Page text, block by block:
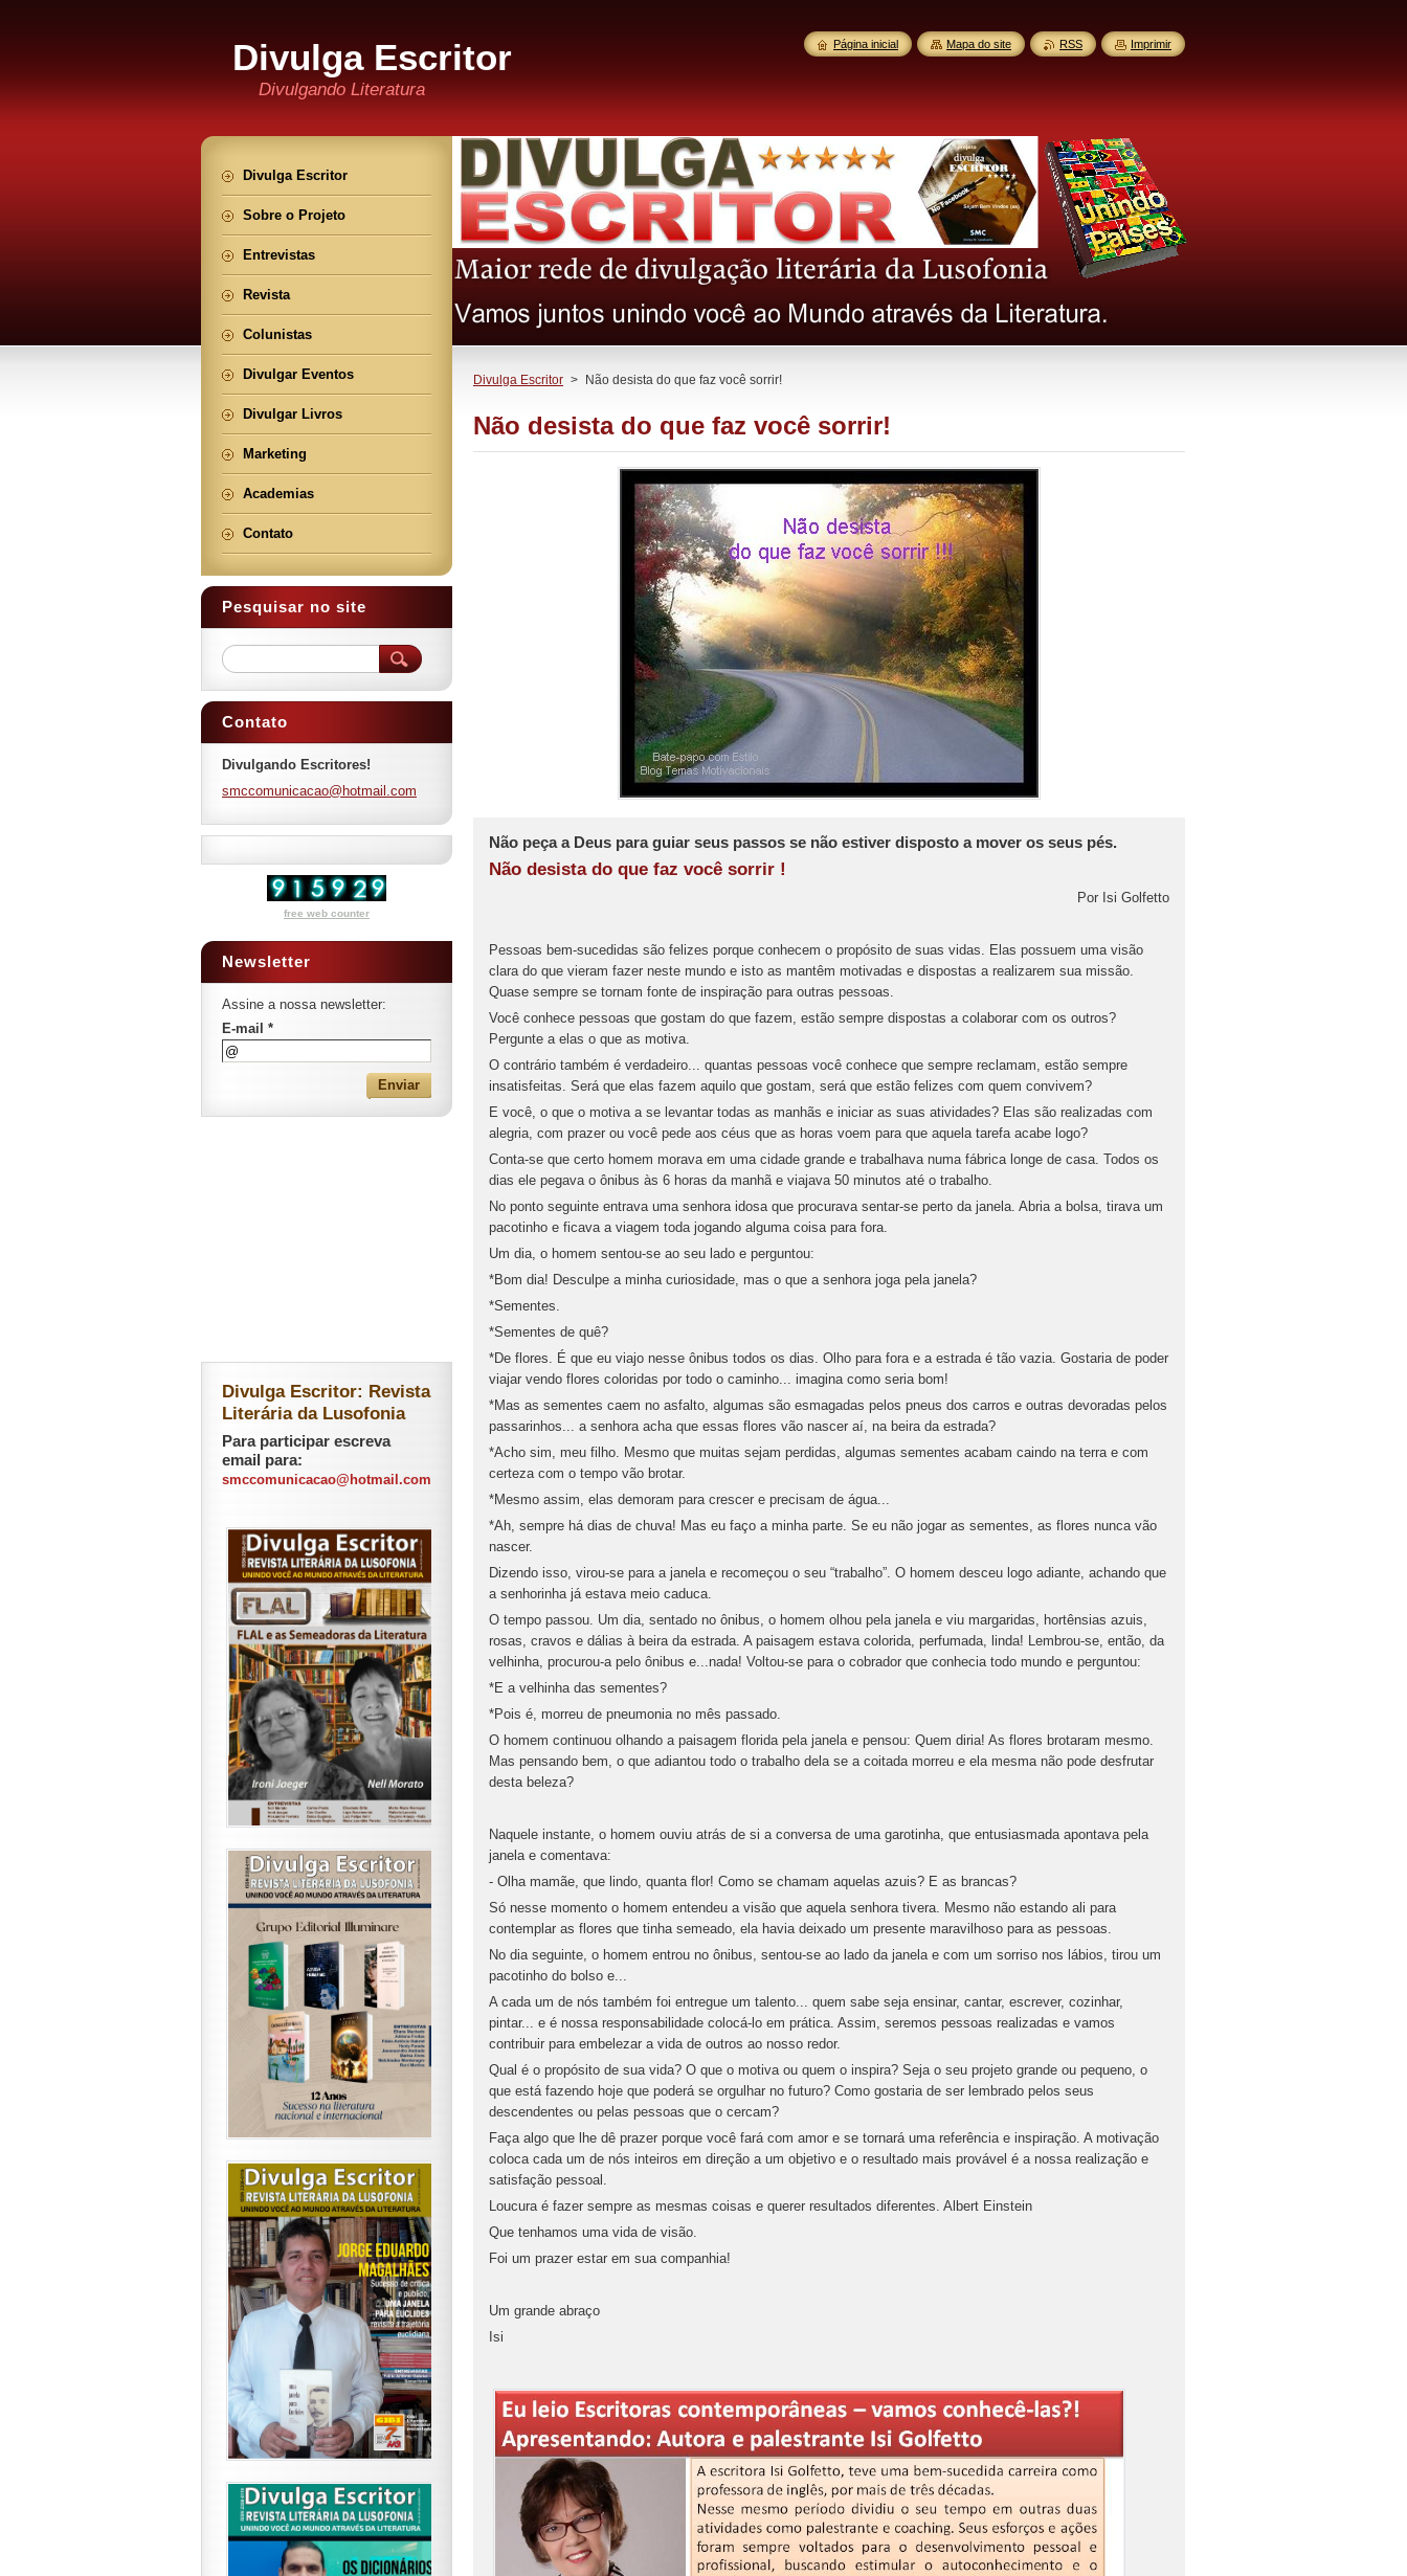
Divulga Escritor
Divulgando Literatura
Divulga Escritor > Não desista do que faz você sorrir!
Não desista do que faz você sorrir!
Não peça a Deus para guiar seus passos se não estiver disposto a mover os seus pés.
Não desista do que faz você sorrir !
Por Isi Golfetto
Pessoas bem-sucedidas são felizes porque conhecem o propósito de suas vidas. Elas possuem uma visão
clara do que vieram fazer neste mundo e isto as mantêm motivadas e dispostas a realizarem sua missão.
Quase sempre se tornam fonte de inspiração para outras pessoas.
Você conhece pessoas que gostam do que fazem, estão sempre dispostas a colaborar com os outros?
Pergunte a elas o que as motiva.
O contrário também é verdadeiro... quantas pessoas você conhece que sempre reclamam, estão sempre
insatisfeitas. Será que elas fazem aquilo que gostam, será que estão felizes com quem convivem?
E você, o que o motiva a se levantar todas as manhãs e iniciar as suas atividades? Elas são realizadas com
alegria, com prazer ou você pede aos céus que as horas voem para que aquela tarefa acabe logo?
Conta-se que certo homem morava em uma cidade grande e trabalhava numa fábrica longe de casa. Todos os
dias ele pegava o ônibus às 6 horas da manhã e viajava 50 minutos até o trabalho.
No ponto seguinte entrava uma senhora idosa que procurava sentar-se perto da janela. Abria a bolsa, tirava um
pacotinho e ficava a viagem toda jogando alguma coisa para fora.
Um dia, o homem sentou-se ao seu lado e perguntou:
*Bom dia! Desculpe a minha curiosidade, mas o que a senhora joga pela janela?
*Sementes.
*Sementes de quê?
*De flores. É que eu viajo nesse ônibus todos os dias. Olho para fora e a estrada é tão vazia. Gostaria de poder
viajar vendo flores coloridas por todo o caminho... imagina como seria bom!
*Mas as sementes caem no asfalto, algumas são esmagadas pelos pneus dos carros e outras devoradas pelos
passarinhos... a senhora acha que essas flores vão nascer aí, na beira da estrada?
*Acho sim, meu filho. Mesmo que muitas sejam perdidas, algumas sementes acabam caindo na terra e com
certeza com o tempo vão brotar.
*Mesmo assim, elas demoram para crescer e precisam de água...
*Ah, sempre há dias de chuva! Mas eu faço a minha parte. Se eu não jogar as sementes, as flores nunca vão
nascer.
Dizendo isso, virou-se para a janela e recomeçou o seu “trabalho”. O homem desceu logo adiante, achando que
a senhorinha já estava meio caduca.
O tempo passou. Um dia, sentado no ônibus, o homem olhou pela janela e viu margaridas, hortênsias azuis,
rosas, cravos e dálias à beira da estrada. A paisagem estava colorida, perfumada, linda! Lembrou-se, então, da
velhinha, procurou-a pelo ônibus e...nada! Voltou-se para o cobrador que conhecia todo mundo e perguntou:
*E a velhinha das sementes?
*Pois é, morreu de pneumonia no mês passado.
O homem continuou olhando a paisagem florida pela janela e pensou: Quem diria! As flores brotaram mesmo.
Mas pensando bem, o que adiantou todo o trabalho dela se a coitada morreu e ela mesma não pode desfrutar
desta beleza?
Naquele instante, o homem ouviu atrás de si a conversa de uma garotinha, que entusiasmada apontava pela
janela e comentava:
- Olha mamãe, que lindo, quanta flor! Como se chamam aquelas azuis? E as brancas?
Só nesse momento o homem entendeu a visão que aquela senhora tivera. Mesmo não estando ali para
contemplar as flores que tinha semeado, ela havia deixado um presente maravilhoso para as pessoas.
No dia seguinte, o homem entrou no ônibus, sentou-se ao lado da janela e com um sorriso nos lábios, tirou um
pacotinho do bolso e...
A cada um de nós também foi entregue um talento... quem sabe seja ensinar, cantar, escrever, cozinhar,
pintar... e é nossa responsabilidade colocá-lo em prática. Assim, seremos pessoas realizadas e vamos
contribuir para embelezar a vida de outros ao nosso redor.
Qual é o propósito de sua vida? O que o motiva ou quem o inspira? Seja o seu projeto grande ou pequeno, o
que está fazendo hoje que poderá se orgulhar no futuro? Como gostaria de ser lembrado pelos seus
descendentes ou pelas pessoas que o cercam?
Faça algo que lhe dê prazer porque você fará com amor e se tornará uma referência e inspiração. A motivação
coloca cada um de nós inteiros em direção a um objetivo e o resultado mais provável é a nossa realização e
satisfação pessoal.
Loucura é fazer sempre as mesmas coisas e querer resultados diferentes. Albert Einstein
Que tenhamos uma vida de visão.
Foi um prazer estar em sua companhia!
Um grande abraço
Isi
Divulga Escritor
Sobre o Projeto
Entrevistas
Revista
Colunistas
Divulgar Eventos
Divulgar Livros
Marketing
Academias
Contato
Pesquisar no site
Contato
Divulgando Escritores!
smccomunicacao@hotmail.com
free web counter
Newsletter
Assine a nossa newsletter:
E-mail *
Divulga Escritor: Revista
Literária da Lusofonia
Para participar escreva
email para:
smccomunicacao@hotmail.com
Página inicial Mapa do site RSS Imprimir